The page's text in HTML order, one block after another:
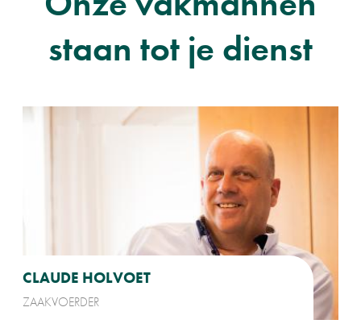
staan tot je dienst
CLAUDE HOLVOET
ZAAKVOERDER